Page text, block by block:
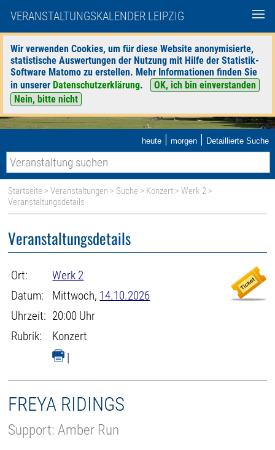
VERANSTALTUNGSKALENDER LEIPZIG
Wir verwenden Cookies, um für diese Website anonymisierte,
statistische Auswertungen der Nutzung mit Hilfe der Statistik-
Software Matomo zu erstellen. Mehr Informationen finden Sie
in unserer Datenschutzerklärung.
OK, ich bin einverstanden
Nein, bitte nicht
heute | morgen | Detaillierte Suche
Startseite >Veranstaltungen > Suche > Konzert >Werk 2 >
Veranstaltungsdetails
Veranstaltungsdetails
Ort:
Werk 2
Datum:
Mittwoch, 14.10.2026
Uhrzeit: 20:00 Uhr
Rubrik:
Konzert
|
FREYA RIDINGS
Support: Amber Run